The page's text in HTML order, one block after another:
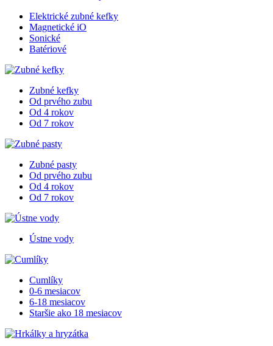
Elektrické zubné kefky
Magnetické iO
Sonické
Batériové
Zubné kefky
Od prvého zubu
Od 4 rokov
Od 7 rokov
Zubné pasty
Od prvého zubu
Od 4 rokov
Od 7 rokov
Ústne vody
Cumlíky
0-6 mesiacov
6-18 mesiacov
Staršie ako 18 mesiacov